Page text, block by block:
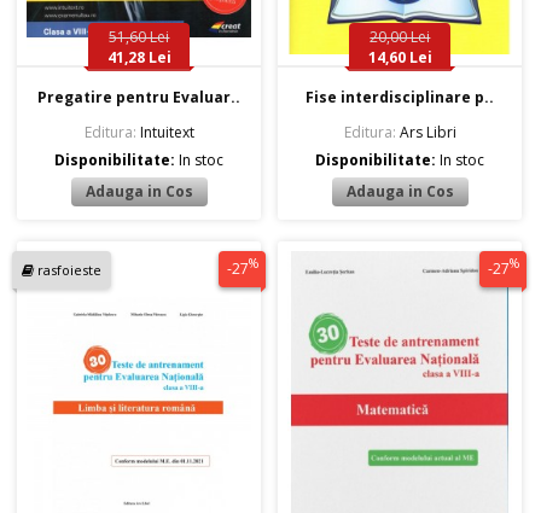
51,60 Lei
41,28 Lei
Pregatire pentru Evaluar..
Editura: Intuitext
Disponibilitate:In stoc
20,00 Lei
14,60 Lei
Fise interdisciplinare p..
Editura: Ars Libri
Disponibilitate:In stoc
rasfoieste -27% -27%